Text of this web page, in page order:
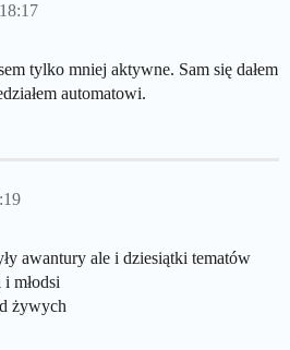
tylko mniej aktywne. Sam się dałem
automatowi.
awantury ale i dziesiątki tematów
młodsi
żywych